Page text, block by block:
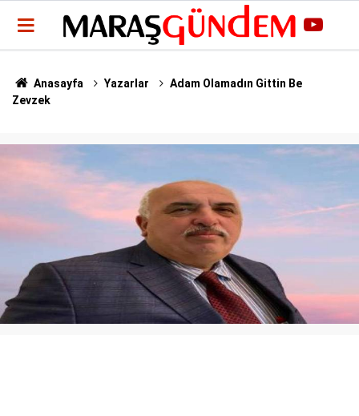
Anasayfa Yazarlar
Adam Olamadın Gittin Be
Zevzek